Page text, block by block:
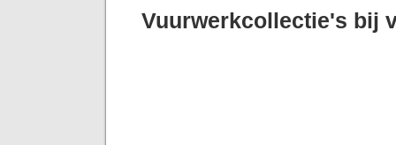
Vuurwerkcollectie's bij